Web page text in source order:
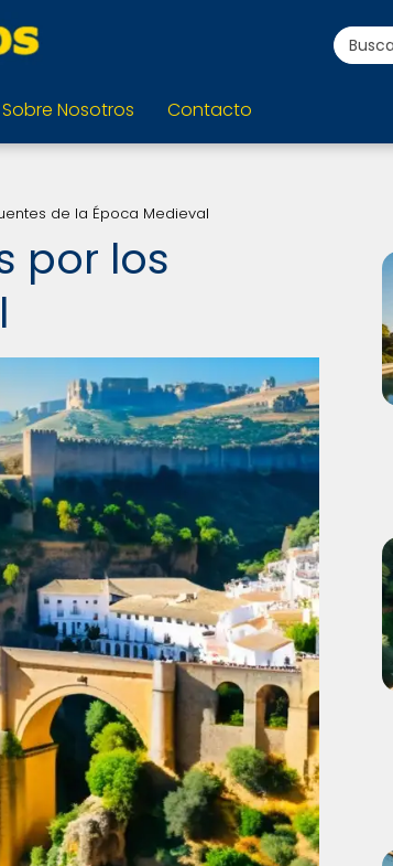
Sobre Nosotros Contacto
de la Época Medieval
por los